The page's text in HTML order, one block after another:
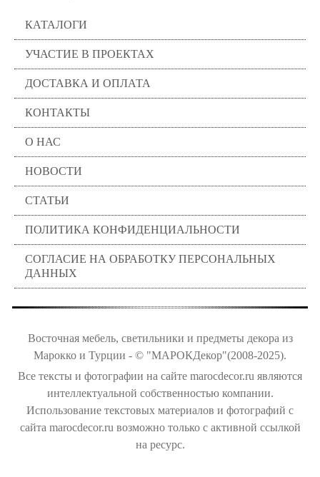
КАТАЛОГИ
УЧАСТИЕ В ПРОЕКТАХ
ДОСТАВКА И ОПЛАТА
КОНТАКТЫ
О НАС
НОВОСТИ
СТАТЬИ
ПОЛИТИКА КОНФИДЕНЦИАЛЬНОСТИ
СОГЛАСИЕ НА ОБРАБОТКУ ПЕРСОНАЛЬНЫХ
ДАННЫХ
Восточная мебель, светильники и предметы декора из
Марокко и Турции - © "МАРОКДекор"(2008-2025).
Все тексты и фотографии на сайте marocdecor.ru являются
интеллектуальной собственностью компании.
Использование текстовых материалов и фотографий с
сайта marocdecor.ru возможно только с активной ссылкой
на ресурс.